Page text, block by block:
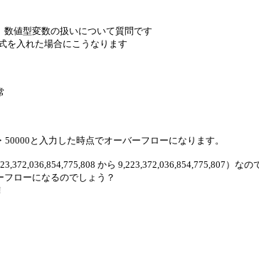
値型変数の扱いについて質問です
を入れた場合にこうなります
と入力した時点でオーバーフローになります。
から 9,223,372,036,854,775,807）なの
ローになるのでしょう？